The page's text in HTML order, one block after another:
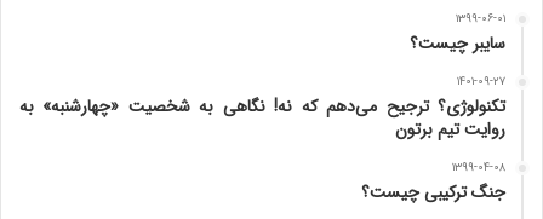
۱۳۹۹-۰۶-۰۱
سایبر چیست؟
۱۴۰۱-۰۹-۲۷
تکنولوژی؟ ترجیح می‌دهم که نه! نگاهی به شخصیت «چهارشنبه» به
روایت تیم برتون
۱۳۹۹-۰۴-۰۸
جنگ ترکیبی چیست؟